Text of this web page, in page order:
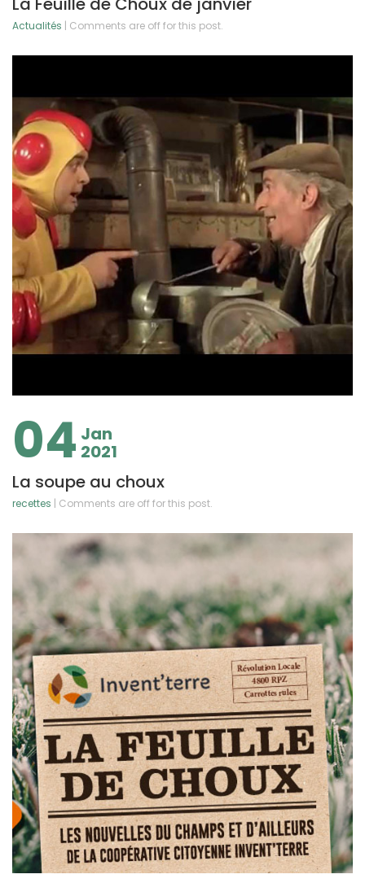
Actualités | Comments are off for this post.
04 Jan
2021
La soupe au choux
recettes | Comments are off for this post.